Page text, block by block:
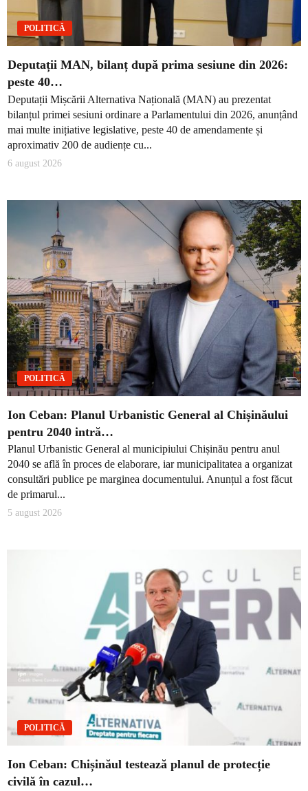
POLITICĂ
Deputații MAN, bilanț după prima sesiune din 2026:
peste 40…
Deputații Mișcării Alternativa Națională (MAN) au prezentat
bilanțul primei sesiuni ordinare a Parlamentului din 2026, anunțând
mai multe inițiative legislative, peste 40 de amendamente și
aproximativ 200 de audiențe cu...
6 august 2026
POLITICĂ
Ion Ceban: Planul Urbanistic General al Chișinăului
pentru 2040 intră…
Planul Urbanistic General al municipiului Chișinău pentru anul
2040 se află în proces de elaborare, iar municipalitatea a organizat
consultări publice pe marginea documentului. Anunțul a fost făcut
de primarul...
5 august 2026
POLITICĂ
Ion Ceban: Chișinăul testează planul de protecție
civilă în cazul…